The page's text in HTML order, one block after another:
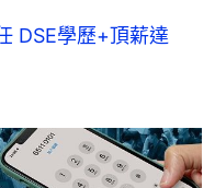
DSE學歷+頂薪達